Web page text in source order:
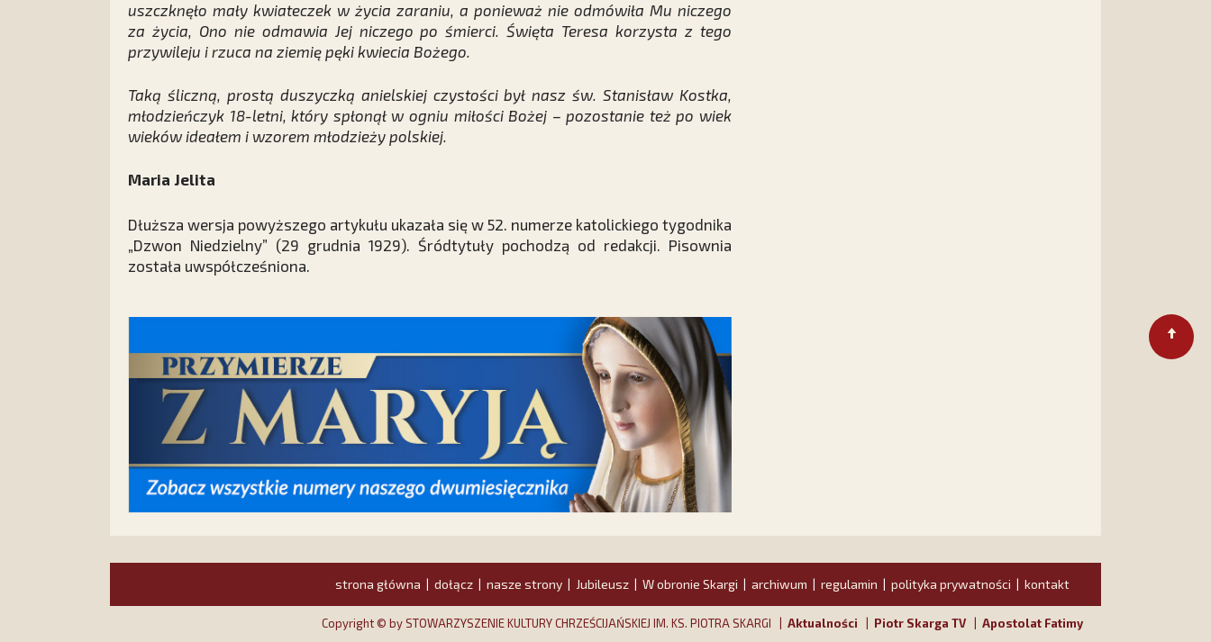
uszczknęło mały kwiateczek w życia zaraniu, a ponieważ nie odmówiła Mu niczego
za życia, Ono nie odmawia Jej niczego po śmierci. Święta Teresa korzysta z tego
przywileju i rzuca na ziemię pęki kwiecia Bożego.
Taką śliczną, prostą duszyczką anielskiej czystości był nasz św. Stanisław Kostka,
młodzieńczyk 18-letni, który spłonął w ogniu miłości Bożej – pozostanie też po wiek
wieków ideałem i wzorem młodzieży polskiej.
Maria Jelita
Dłuższa wersja powyższego artykułu ukazała się w 52. numerze katolickiego tygodnika
„Dzwon Niedzielny” (29 grudnia 1929). Śródtytuły pochodzą od redakcji. Pisownia
została uwspółcześniona.
strona główna dołącz nasze strony Jubileusz W obronie Skargi archiwum regulamin polityka prywatności kontakt
Copyright © by STOWARZYSZENIE KULTURY CHRZEŚCIJAŃSKIEJ IM. KS. PIOTRA SKARGI | Aktualności Piotr Skarga TV Apostolat Fatimy